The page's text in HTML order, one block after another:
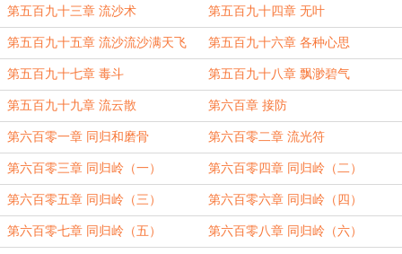
第五百九十三章 流沙术 第五百九十四章 无叶
第五百九十五章 流沙流沙满天飞 第五百九十六章 各种心思
第五百九十七章 毒斗 第五百九十八章 飘渺碧气
第五百九十九章 流云散 第六百章 接防
第六百零一章 同归和磨骨 第六百零二章 流光符
第六百零三章 同归岭（一） 第六百零四章 同归岭（二）
第六百零五章 同归岭（三） 第六百零六章 同归岭（四）
第六百零七章 同归岭（五） 第六百零八章 同归岭（六）